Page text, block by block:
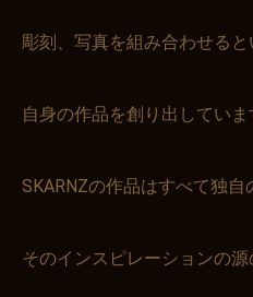
彫刻、写真を組み合わせると
自身の作品を創り出していま
SKARNZの作品はすべて独自
そのインスピレーションの源